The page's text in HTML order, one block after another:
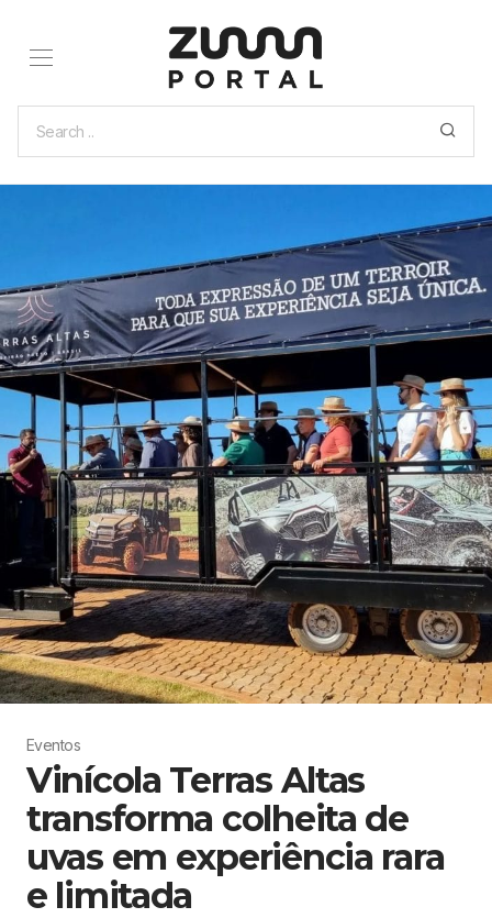
Eventos
Vinícola Terras Altas
transforma colheita de
uvas em experiência rara
e limitada